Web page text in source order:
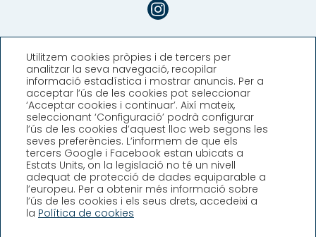
Hotel Llafranch
Plaça Promontori, 2, Llafranc,
Girona (España)
T. +34 972 30 02 08
Utilitzem cookies pròpies i de tercers per
analitzar la seva navegació, recopilar
informació estadística i mostrar anuncis. Per a
acceptar l’ús de les cookies pot seleccionar
‘Acceptar cookies i continuar’. Així mateix,
seleccionant ‘Configuració’ podrà configurar
l’ús de les cookies d’aquest lloc web segons les
seves preferències. L’informem de que els
tercers Google i Facebook estan ubicats a
Estats Units, on la legislació no té un nivell
adequat de protecció de dades equiparable a
l’europeu. Per a obtenir més informació sobre
l’ús de les cookies i els seus drets, accedeixi a
la Política de cookies